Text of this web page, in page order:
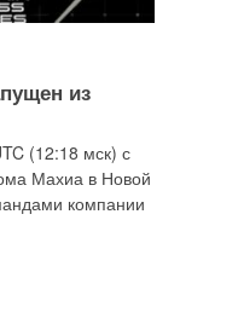
из
(12:18 мск) с
Махиа в Новой
компании